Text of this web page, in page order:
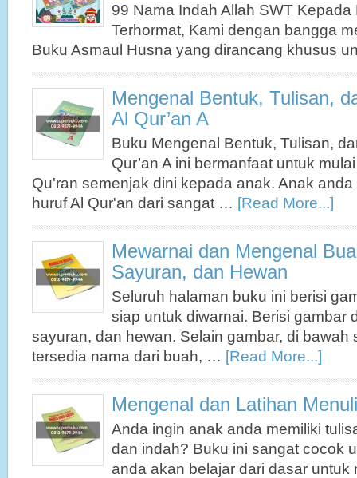
99 Nama Indah Allah SWT
Terhormat, Kami dengan bangga
Buku Asmaul Husna yang dirancang khusus
Mengenal Bentuk, Tulisan,
Al Qur’an A
Buku Mengenal Bentuk, Tulisan,
Qur’an A ini bermanfaat untuk
Qu'ran semenjak dini kepada anak. Anak
huruf Al Qur'an dari sangat … [Read More...]
Mewarnai dan Mengenal
Sayuran, dan Hewan
Seluruh halaman buku ini berisi
siap untuk diwarnai. Berisi gambar
sayuran, dan hewan. Selain gambar, di bawah
tersedia nama dari buah, … [Read More...]
Mengenal dan Latihan
Anda ingin anak anda memiliki
dan indah? Buku ini sangat cocok
anda akan belajar dari dasar untuk